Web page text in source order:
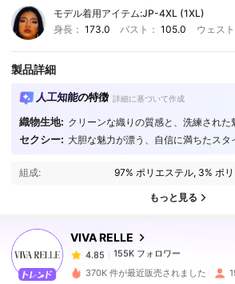
★★★★★★★★★★★★★★★★★★★
モデル着用アイテム:JP-4XL (1XL)
身長： 173.0 バスト：105.0 ウェスト
製品詳細
人工知能の特徴 詳細に基づいて作成
織物生地: クリーンな織りの質感と、洗練された
セクシー: 大胆な魅力が漂う、自信に満ちたスタ
組成: 97% ポリエステル, 3% ポ
もっと見る
VIVA RELLE
4.85 155K フォロワー
155K フォロワー
4.85
155K フォロワー
i***a
は1日前に購入しました
370K 件が最近販売されました